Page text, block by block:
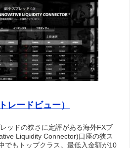
レードビュー）
ッドの狭さに定評がある海外FXブ
Liquidity Connector)口座の狭ス
でもトップクラス。最低入金額が10